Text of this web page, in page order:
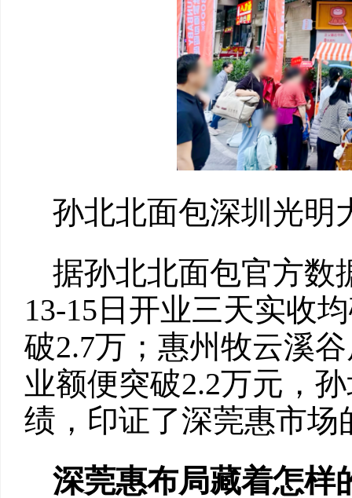
孙北北面包深圳光明
据孙北北面包官方数
13-15日开业三天实收
破2.7万；惠州牧云溪
业额便突破2.2万元，
绩，印证了深莞惠市场
深莞惠布局藏着怎样